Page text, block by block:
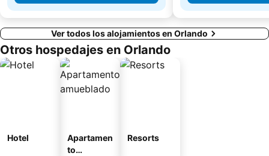
Ver todos los alojamientos en Orlando
Otros hospedajes en Orlando
Hotel
Apartamen
to
Resorts